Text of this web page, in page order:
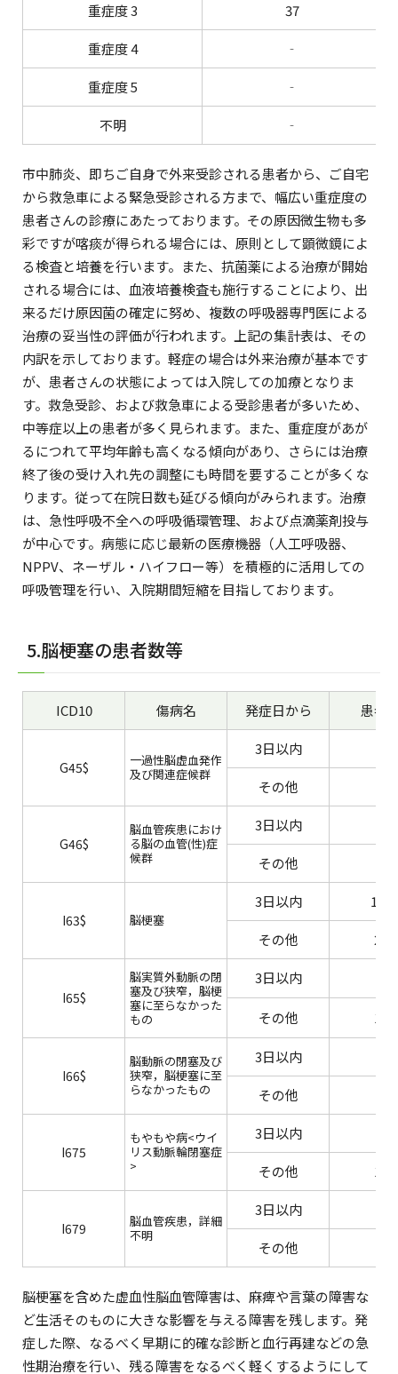
重症度 3 37
重症度 4 ‐
重症度 5 ‐
不明 ‐
市中肺炎、即ちご自身で外来受診される患者から、ご自宅
から救急車による緊急受診される方まで、幅広い重症度の
患者さんの診療にあたっております。その原因微生物も多
彩ですが喀痰が得られる場合には、原則として顕微鏡によ
る検査と培養を行います。また、抗菌薬による治療が開始
される場合には、血液培養検査も施行することにより、出
来るだけ原因菌の確定に努め、複数の呼吸器専門医による
治療の妥当性の評価が行われます。上記の集計表は、その
内訳を示しております。軽症の場合は外来治療が基本です
が、患者さんの状態によっては入院しての加療となりま
す。救急受診、および救急車による受診患者が多いため、
中等症以上の患者が多く見られます。また、重症度があが
るにつれて平均年齢も高くなる傾向があり、さらには治療
終了後の受け入れ先の調整にも時間を要することが多くな
ります。従って在院日数も延びる傾向がみられます。治療
は、急性呼吸不全への呼吸循環管理、および点滴薬剤投与
が中心です。病態に応じ最新の医療機器（人工呼吸器、
NPPV、ネーザル・ハイフロー等）を積極的に活用しての
呼吸管理を行い、入院期間短縮を目指しております。
5.脳梗塞の患者数等
ICD10 傷病名 発症日から 患者
G45$
一過性脳虚血発作
及び関連症候群
3日以内
その他
G46$
脳血管疾患におけ
る脳の血管(性)症
候群
3日以内
その他
I63$ 脳梗塞
3日以内 163
その他 21
I65$
脳実質外動脈の閉
塞及び狭窄，脳梗
塞に至らなかった
もの
3日以内
その他 15
I66$
脳動脈の閉塞及び
狭窄，脳梗塞に至
らなかったもの
3日以内
その他
I675
もやもや病<ウイ
リス動脈輪閉塞症
>
3日以内
その他 15
I679
脳血管疾患，詳細
不明
3日以内
その他
脳梗塞を含めた虚血性脳血管障害は、麻痺や言葉の障害な
ど生活そのものに大きな影響を与える障害を残します。発
症した際、なるべく早期に的確な診断と血行再建などの急
性期治療を行い、残る障害をなるべく軽くするようにして